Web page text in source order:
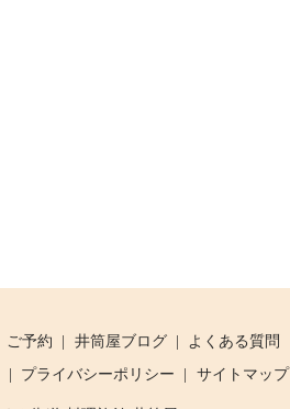
ご予約 井筒屋ブログ よくある質問
プライバシーポリシー サイトマップ